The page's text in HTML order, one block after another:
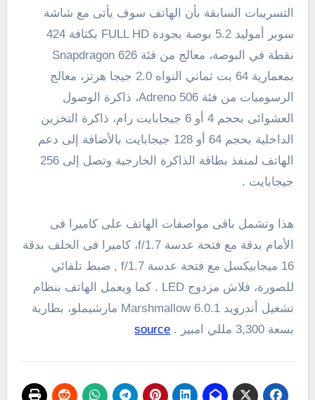
التسريبات السابقة بأن الهاتف سوف يأتى مع شاشة
سوبر أموليد 5.2 بوصة بجودة FULL HD بكثافة 424
نقطة في البوصة، معالج من فئة Snapdragon 626
بمعمارية 64 بت ثماني النواه 2.0 جيجا هرتز، معالج
الرسوميات من فئة Adreno 506، ذاكرة الوصول
العشوائى بحجم 4 أو 6 جيجابايت رام، ذاكرة التخزين
الداخلية بحجم 64 أو 128 جيجابايت بالأضافة إلى دعم
الهاتف لمنفذ بطاقة الذاكرة الخارجية وتصل إلى 256
جيجابايت .
هذا وتشمل باقى مواصفات الهاتف على كاميرا فى
الأمام بدقة مع فتحة عدسة f/1.7، كاميرا فى الخلف بدقة
16 ميجابيكسل مع فتحة عدسة f/1.7 , ضبط تلقائي
للصورة، فلاش مزدوج LED . كما ويعمل الهاتف بنظام
تشغيل أندرويد 6.0.1 Marshmallow مارشيملو، بطارية
بسعة 3,300 مللي امبير .
source